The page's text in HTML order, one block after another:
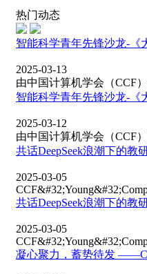
热门动态
智能科学青年先锋沙龙-《
2025-03-13
由中国计算机学会（CCF
智能科学青年先锋沙龙-《
2025-03-12
由中国计算机学会（CCF
共话DeepSeek浪潮下的教
2025-03-05
共话DeepSeek浪潮下的教
2025-03-05
凝心聚力，蓄势待发